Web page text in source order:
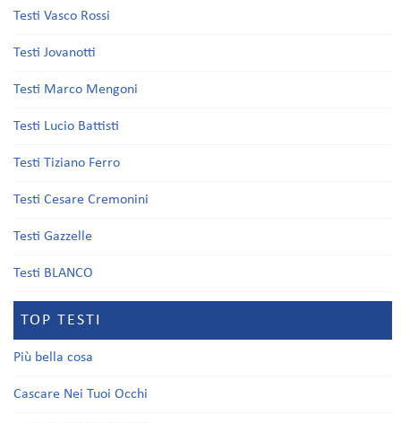
Testi Vasco Rossi
Testi Jovanotti
Testi Marco Mengoni
Testi Lucio Battisti
Testi Tiziano Ferro
Testi Cesare Cremonini
Testi Gazzelle
Testi BLANCO
TOP TESTI
Più bella cosa
Cascare Nei Tuoi Occhi